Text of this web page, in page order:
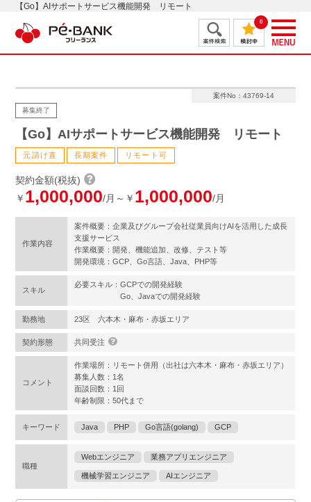
【Go】AIサポートサービス機能開発 リモート
0
案件No：43769-14
募集終了
【Go】AIサポートサービス機能開発 リモート
元請け直 長期案件 リモート可
契約金額(税抜)
￥ 1,000,000/月～￥ 1,000,000/月
作業内容
案件概要：企業及びグループ会社従業員向けAIを活用した成長
支援サービス
作業概要：開発、機能追加、改修、テスト等
開発環境：GCP、Go言語、Java、PHP等
スキル
必要スキル：GCPでの開発経験
Go、Javaでの開発経験
勤務地 23区 六本木・麻布・赤坂エリア
契約形態 共同受注
コメント
作業場所：リモート併用（出社は六本木・麻布・赤坂エリア）
募集人数：1名
面談回数：1回
年齢制限：50代まで
キーワード Java PHP Go言語(golang) GCP
職種
Webエンジニア 業務アプリエンジニア
機械学習エンジニア AIエンジニア